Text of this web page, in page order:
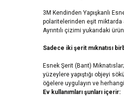
3M Kendinden Yapışkanlı
polaritelerinden eşit miktarda
Ayrıntılı çizimi yukarıdaki
Sadece iki şerit mıknatısı
Esnek Şerit (Bant)
yüzeylere yapıştığı objeyi
öğelere uygulayın ve
Ev kullanımları şunları içerir: